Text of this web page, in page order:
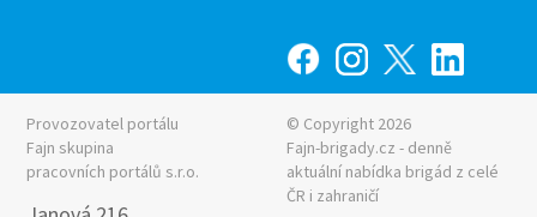
Provozovatel portálu
Fajn skupina
pracovních portálů s.r.o.
© Copyright 2026
Fajn-brigady.cz - denně
aktuální nabídka brigád z celé
ČR i zahraničí